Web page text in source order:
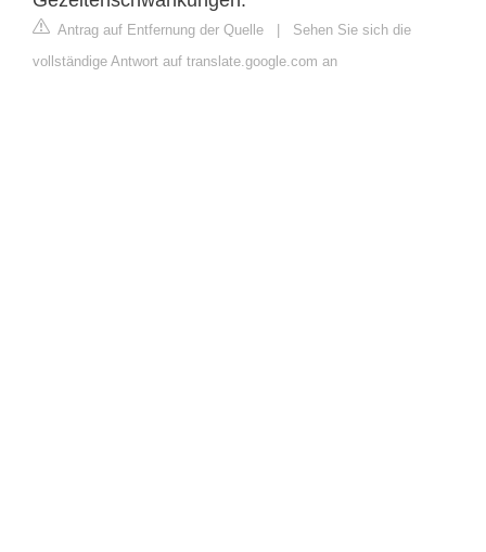
Antrag auf Entfernung der Quelle | Sehen Sie sich die
vollständige Antwort auf translate.google.com an